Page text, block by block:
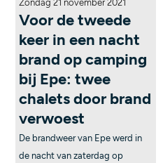
Zondag 21 november 2021
Voor de tweede
keer in een nacht
brand op camping
bij Epe: twee
chalets door brand
verwoest
De brandweer van Epe werd in
de nacht van zaterdag op